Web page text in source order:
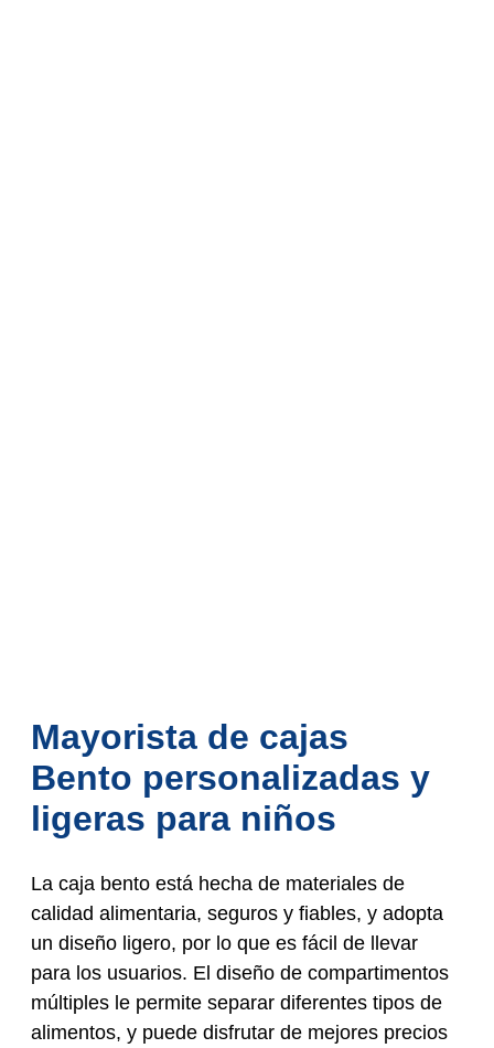
Mayorista de cajas
Bento personalizadas y
ligeras para niños
La caja bento está hecha de materiales de
calidad alimentaria, seguros y fiables, y adopta
un diseño ligero, por lo que es fácil de llevar
para los usuarios. El diseño de compartimentos
múltiples le permite separar diferentes tipos de
alimentos, y puede disfrutar de mejores precios